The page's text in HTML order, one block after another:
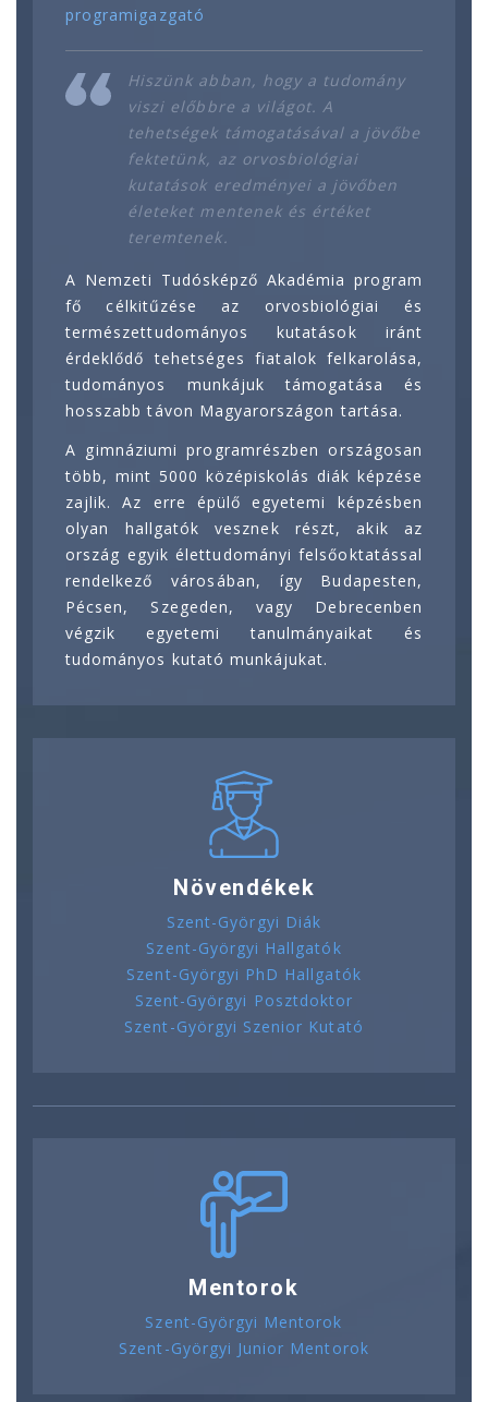
programigazgató
Hiszünk abban, hogy a tudomány
viszi előbbre a világot. A
tehetségek támogatásával a jövőbe
fektetünk, az orvosbiológiai
kutatások eredményei a jövőben
életeket mentenek és értéket
teremtenek.
A Nemzeti Tudósképző Akadémia program
fő célkitűzése az orvosbiológiai és
természettudományos kutatások iránt
érdeklődő tehetséges fiatalok felkarolása,
tudományos munkájuk támogatása és
hosszabb távon Magyarországon tartása.
A gimnáziumi programrészben országosan
több, mint 5000 középiskolás diák képzése
zajlik. Az erre épülő egyetemi képzésben
olyan hallgatók vesznek részt, akik az
ország egyik élettudományi felsőoktatással
rendelkező városában, így Budapesten,
Pécsen, Szegeden, vagy Debrecenben
végzik egyetemi tanulmányaikat és
tudományos kutató munkájukat.
Növendékek
Szent-Györgyi Diák
Szent-Györgyi Hallgatók
Szent-Györgyi PhD Hallgatók
Szent-Györgyi Posztdoktor
Szent-Györgyi Szenior Kutató
Mentorok
Szent-Györgyi Mentorok
Szent-Györgyi Junior Mentorok